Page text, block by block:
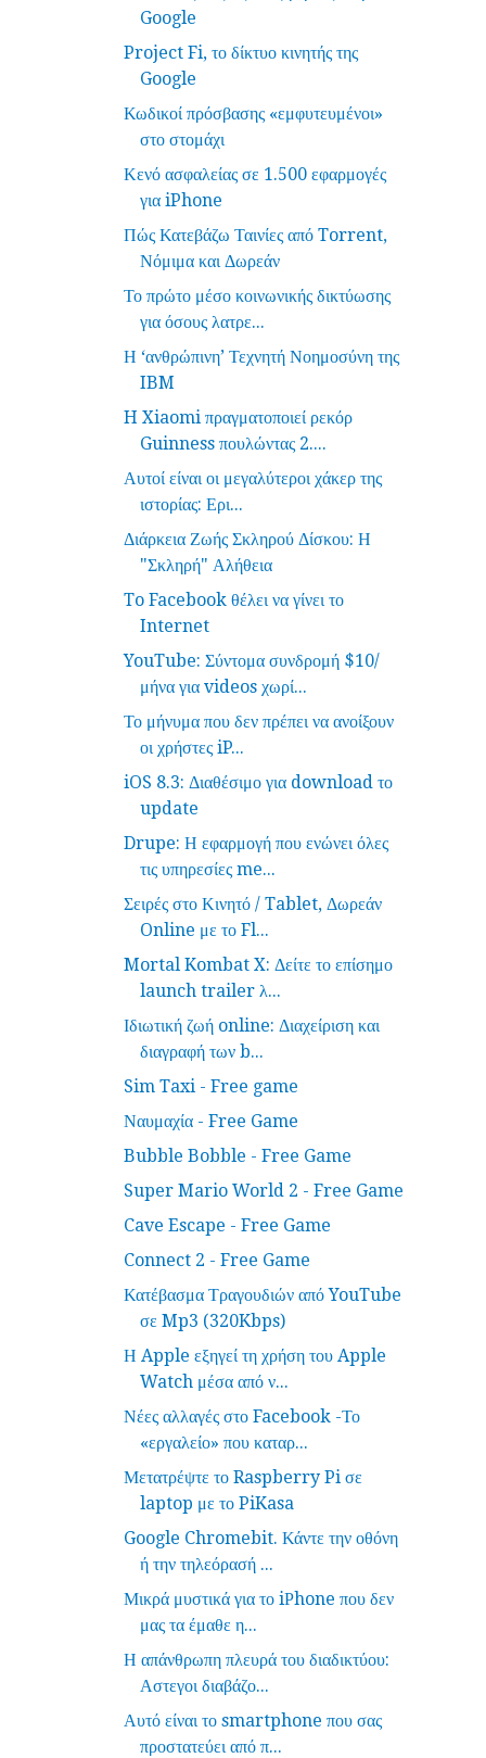
Google
Project Fi, το δίκτυο κινητής της
Google
Κωδικοί πρόσβασης «εμφυτευμένοι»
στο στομάχι
Κενό ασφαλείας σε 1.500 εφαρμογές
για iPhone
Πώς Κατεβάζω Ταινίες από Torrent,
Νόμιμα και Δωρεάν
Το πρώτο μέσο κοινωνικής δικτύωσης
για όσους λατρε...
Η ‘ανθρώπινη’ Τεχνητή Νοημοσύνη της
IBM
H Xiaomi πραγματοποιεί ρεκόρ
Guinness πουλώντας 2....
Αυτοί είναι οι μεγαλύτεροι χάκερ της
ιστορίας: Ερι...
Διάρκεια Ζωής Σκληρού Δίσκου: Η
"Σκληρή" Αλήθεια
To Facebook θέλει να γίνει το
Internet
YouTube: Σύντομα συνδρομή $10/
μήνα για videos χωρί...
Το μήνυμα που δεν πρέπει να ανοίξουν
οι χρήστες iP...
iOS 8.3: Διαθέσιμο για download το
update
Drupe: Η εφαρμογή που ενώνει όλες
τις υπηρεσίες me...
Σειρές στο Κινητό / Tablet, Δωρεάν
Online με το Fl...
Mortal Kombat X: Δείτε το επίσημο
launch trailer λ...
Ιδιωτική ζωή online: Διαχείριση και
διαγραφή των b...
Sim Taxi - Free game
Ναυμαχία - Free Game
Bubble Bobble - Free Game
Super Mario World 2 - Free Game
Cave Escape - Free Game
Connect 2 - Free Game
Κατέβασμα Τραγουδιών από YouTube
σε Mp3 (320Kbps)
Η Apple εξηγεί τη χρήση του Apple
Watch μέσα από ν...
Νέες αλλαγές στο Facebook -Το
«εργαλείο» που καταρ...
Μετατρέψτε το Raspberry Pi σε
laptop με το PiKasa
Google Chromebit. Κάντε την οθόνη
ή την τηλεόρασή ...
Μικρά μυστικά για το iΡhone που δεν
μας τα έμαθε η...
Η απάνθρωπη πλευρά του διαδικτύου:
Αστεγοι διαβάζο...
Αυτό είναι το smartphone που σας
προστατεύει από π...